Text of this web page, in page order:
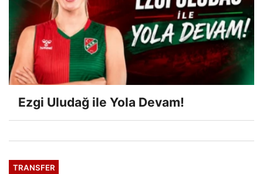
Ezgi Uludağ ile Yola Devam!
TRANSFER